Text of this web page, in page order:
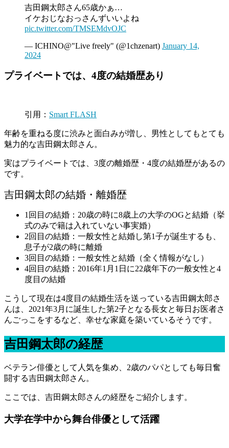
吉田鋼太郎さん65歳かぁ…
イケおじなおっさんずいいよね
pic.twitter.com/TMSEMdvOJC
— ICHINO@"Live freely" (@1chzenart) January 14,
2024
プライベートでは、4度の結婚歴あり
引用： Smart FLASH
年齢を重ねる度に渋みと面白みが増し、男性としてもとても
魅力的な吉田鋼太郎さん。
実はプライベートでは、3度の離婚歴・4度の結婚歴があるの
です。
吉田鋼太郎の結婚・離婚歴
1回目の結婚：20歳の時に8歳上の大学のOGと結婚（挙
式のみで籍は入れていない事実婚）
2回目の結婚：一般女性と結婚し第1子が誕生するも、
息子が2歳の時に離婚
3回目の結婚：一般女性と結婚（全く情報がなし）
4回目の結婚：2016年1月1日に22歳年下の一般女性と4
度目の結婚
こうして現在は4度目の結婚生活を送っている吉田鋼太郎さ
んは、2021年3月に誕生した第2子となる長女と毎日お医者さ
んごっこをするなど、幸せな家庭を築いているそうです。
吉田鋼太郎の経歴
ベテラン俳優として人気を集め、2歳のパパとしても毎日奮
闘する吉田鋼太郎さん。
ここでは、吉田鋼太郎さんの経歴をご紹介します。
大学在学中から舞台俳優として活躍